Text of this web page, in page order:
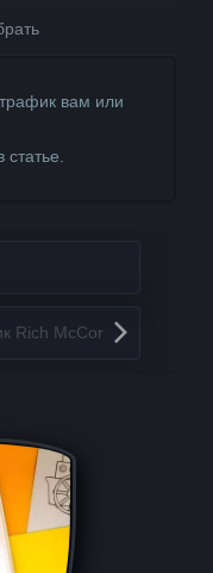
вам или
Rich McCor